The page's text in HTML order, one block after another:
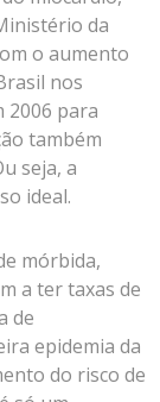
da
o aumento
nos
2006 para
também
seja, a
ideal.
mórbida,
a ter taxas de
de
epidemia da
do risco de